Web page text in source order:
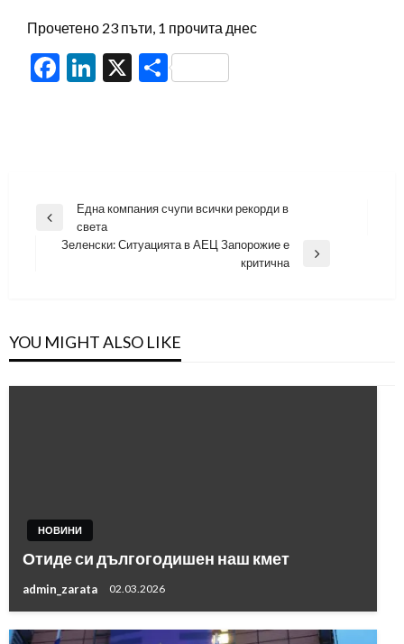
Прочетено 23 пъти, 1 прочита днес
Facebook
LinkedIn
X Share
Навигация
Previous
Една компания счупи всички рекорди в
света
Зеленски: Ситуацията в АЕЦ Запорожие е
критична
YOU MIGHT ALSO LIKE
НОВИНИ
Отиде си дългогодишен наш кмет
admin_zarata 02.03.2026